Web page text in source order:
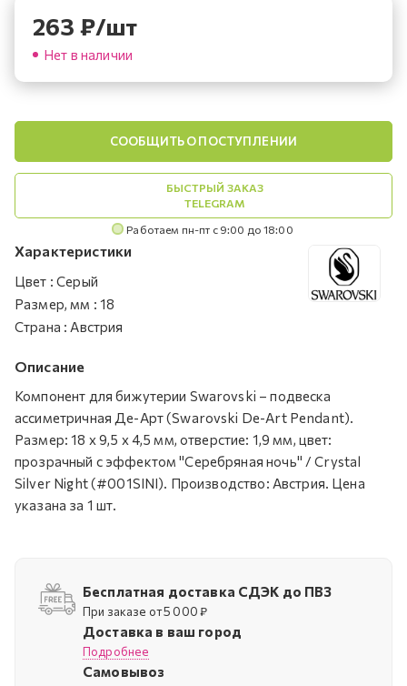
263 ₽/шт
Нет в наличии
СООБЩИТЬ О ПОСТУПЛЕНИИ
БЫСТРЫЙ ЗАКАЗ
TELEGRAM
Работаем пн-пт с 9:00 до 18:00
Характеристики
Цвет : Серый
Размер, мм : 18
Страна : Австрия
Описание
Компонент для бижутерии Swarovski – подвеска
ассиметричная Де-Арт (Swarovski De-Art Pendant).
Размер: 18 х 9,5 х 4,5 мм, отверстие: 1,9 мм, цвет:
прозрачный с эффектом "Серебряная ночь" / Crystal
Silver Night (#001SINI). Производство: Австрия. Цена
указана за 1 шт.
Бесплатная доставка СДЭК до ПВЗ
При заказе от 5 000 ₽
Доставка в ваш город
Подробнее
Самовывоз